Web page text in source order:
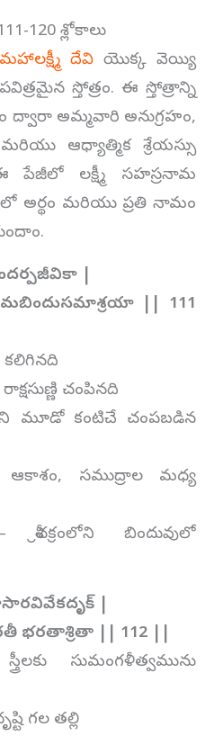
120 శ్లోకాలు
మహాలక్ష్మీ దేవి యొక్క వెయ్యి
స్తోత్రం. ఈ స్తోత్రాన్ని
అమ్మవారి అనుగ్రహం,
మరియు ఆధ్యాత్మిక శ్రేయస్సు
పేజీలో లక్ష్మీ సహస్రనామ
అర్థం మరియు ప్రతి నామం
|
|| 111
చంపినది
మూడో కంటిచే చంపబడిన
ఆకాశం, సముద్రాల మధ్య
బిందువులో
|
భరతాశ్రితా || 112 ||
సుమంగళీత్వమును
గల తల్లి